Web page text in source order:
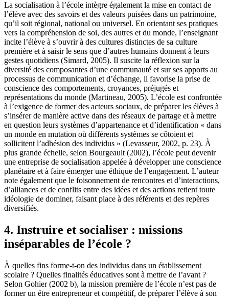
La socialisation à l’école intègre également la mise en contact de
l’élève avec des savoirs et des valeurs puisées dans un patrimoine,
qu’il soit régional, national ou universel. En orientant ses pratiques
vers la compréhension de soi, des autres et du monde, l’enseignant
incite l’élève à s’ouvrir à des cultures distinctes de sa culture
première et à saisir le sens que d’autres humains donnent à leurs
gestes quotidiens (Simard, 2005). Il suscite la réflexion sur la
diversité des composantes d’une communauté et sur ses apports au
processus de communication et d’échange, il favorise la prise de
conscience des comportements, croyances, préjugés et
représentations du monde (Martineau, 2005). L’école est confrontée
à l’exigence de former des acteurs sociaux, de préparer les élèves à
s’insérer de manière active dans des réseaux de partage et à mettre
en question leurs systèmes d’appartenance et d’identification « dans
un monde en mutation où différents systèmes se côtoient et
sollicitent l’adhésion des individus » (Levasseur, 2002, p. 23). À
plus grande échelle, selon Bourgeault (2002), l’école peut devenir
une entreprise de socialisation appelée à développer une conscience
planétaire et à faire émerger une éthique de l’engagement. L’auteur
note également que le foisonnement de rencontres et d’interactions,
d’alliances et de conflits entre des idées et des actions retient toute
idéologie de dominer, faisant place à des référents et des repères
diversifiés.
4. Instruire et socialiser : missions
inséparables de l’école ?
À quelles fins forme-t-on des individus dans un établissement
scolaire ? Quelles finalités éducatives sont à mettre de l’avant ?
Selon Gohier (2002 b), la mission première de l’école n’est pas de
former un être entrepreneur et compétitif, de préparer l’élève à son